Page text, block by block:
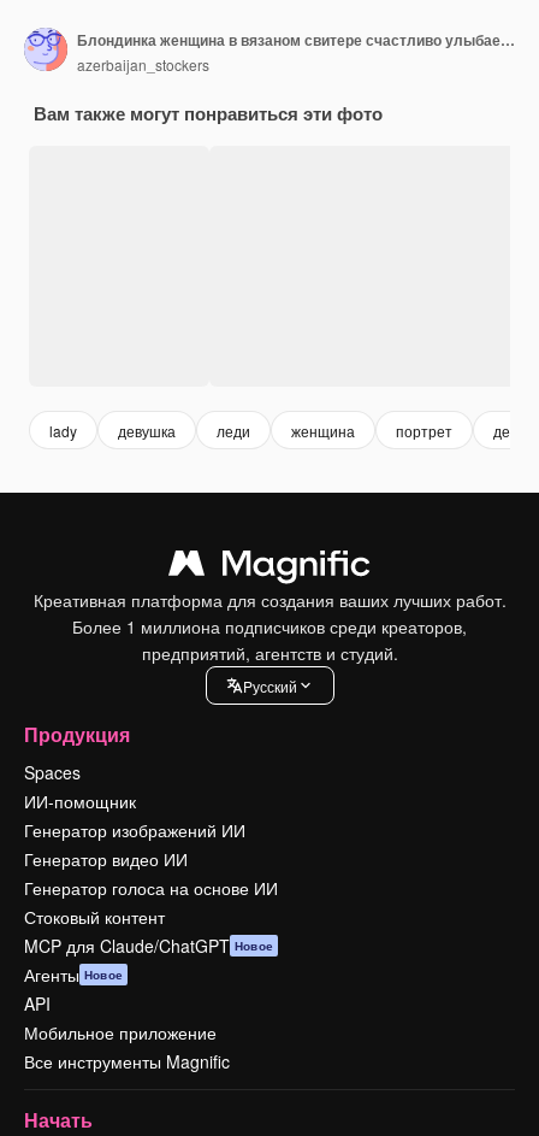
Блондинка женщина в вязаном свитере счастливо улыбается.
azerbaijan_stockers
Вам также могут понравиться эти фото
lady девушка леди женщина портрет
Креативная платформа для создания ваших лучших работ.
Более 1 миллиона подписчиков среди креаторов,
предприятий, агентств и студий.
Pусский
Продукция
Spaces
ИИ-помощник
Генератор изображений ИИ
Генератор видео ИИ
Генератор голоса на основе ИИ
Стоковый контент
MCP для Claude/ChatGPT Новое
Агенты Новое
API
Мобильное приложение
Все инструменты Magnific
Начать